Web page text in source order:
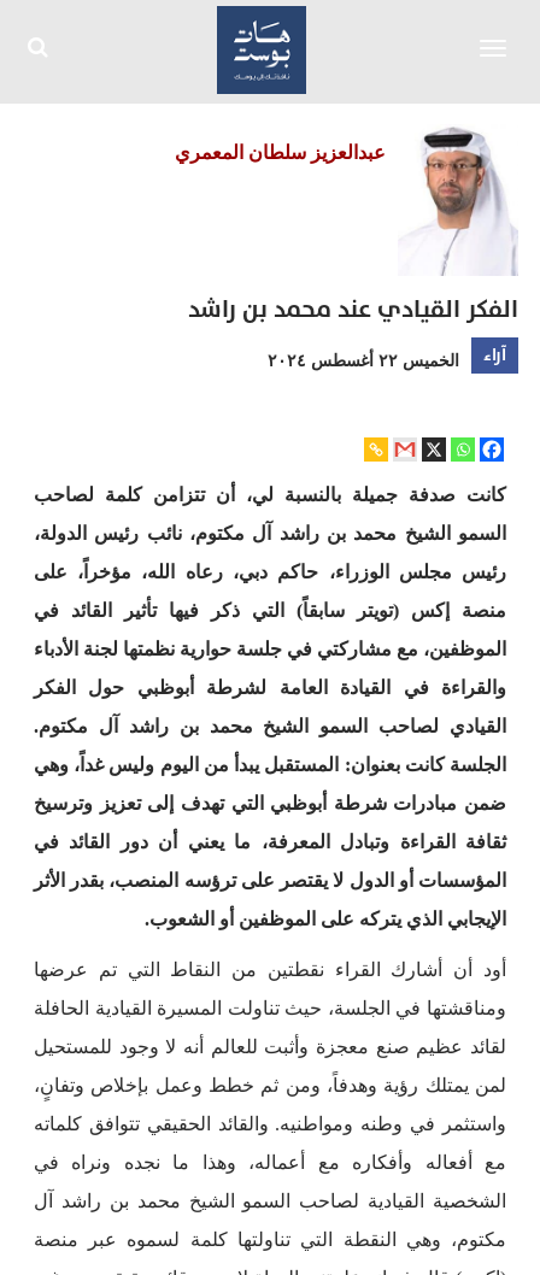
عبدالعزيز سلطان المعمري
الفكر القيادي عند محمد بن راشد
آراء الخميس ٢٢ أغسطس ٢٠٢٤
كانت صدفة جميلة بالنسبة لي، أن تتزامن كلمة لصاحب
السمو الشيخ محمد بن راشد آل مكتوم، نائب رئيس الدولة،
رئيس مجلس الوزراء، حاكم دبي، رعاه الله، مؤخراً، على
منصة إكس (تويتر سابقاً) التي ذكر فيها تأثير القائد في
الموظفين، مع مشاركتي في جلسة حوارية نظمتها لجنة الأدباء
والقراءة في القيادة العامة لشرطة أبوظبي حول الفكر
القيادي لصاحب السمو الشيخ محمد بن راشد آل مكتوم.
الجلسة كانت بعنوان: المستقبل يبدأ من اليوم وليس غداً، وهي
ضمن مبادرات شرطة أبوظبي التي تهدف إلى تعزيز وترسيخ
ثقافة القراءة وتبادل المعرفة، ما يعني أن دور القائد في
المؤسسات أو الدول لا يقتصر على ترؤسه المنصب، بقدر الأثر
الإيجابي الذي يتركه على الموظفين أو الشعوب.
أود أن أشارك القراء نقطتين من النقاط التي تم عرضها
ومناقشتها في الجلسة، حيث تناولت المسيرة القيادية الحافلة
لقائد عظيم صنع معجزة وأثبت للعالم أنه لا وجود للمستحيل
لمن يمتلك رؤية وهدفاً، ومن ثم خطط وعمل بإخلاص وتفانٍ،
واستثمر في وطنه ومواطنيه. والقائد الحقيقي تتوافق كلماته
مع أفعاله وأفكاره مع أعماله، وهذا ما نجده ونراه في
الشخصية القيادية لصاحب السمو الشيخ محمد بن راشد آل
مكتوم، وهي النقطة التي تناولتها كلمة لسموه عبر منصة